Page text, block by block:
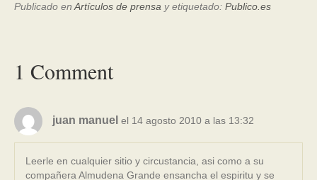
Publicado en Artículos de prensa y etiquetado: Publico.es
1 Comment
juan manuel el 14 agosto 2010 a las 13:32
Leerle en cualquier sitio y circustancia, asi como a su
compañera Almudena Grande ensancha el espiritu y se